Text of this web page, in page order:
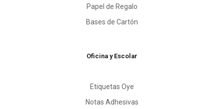
Papel de Regalo
Bases de Cartón
Oficina y Escolar
Etiquetas Oye
Notas Adhesivas